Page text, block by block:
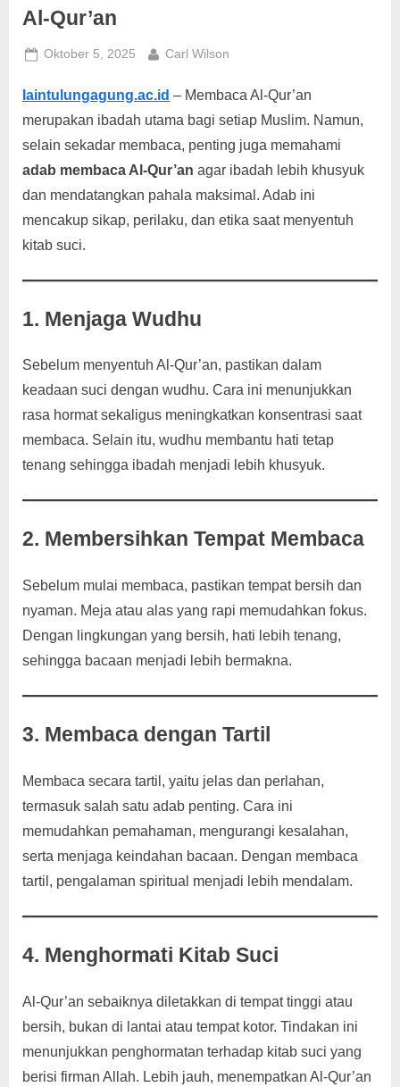
Al-Qur’an
Posted
Oktober 5, 2025 By
Carl Wilson
Iaintulungagung.ac.id – Membaca Al-Qur’an
merupakan ibadah utama bagi setiap Muslim. Namun,
selain sekadar membaca, penting juga memahami
adab membaca Al-Qur’an agar ibadah lebih khusyuk
dan mendatangkan pahala maksimal. Adab ini
mencakup sikap, perilaku, dan etika saat menyentuh
kitab suci.
1. Menjaga Wudhu
Sebelum menyentuh Al-Qur’an, pastikan dalam
keadaan suci dengan wudhu. Cara ini menunjukkan
rasa hormat sekaligus meningkatkan konsentrasi saat
membaca. Selain itu, wudhu membantu hati tetap
tenang sehingga ibadah menjadi lebih khusyuk.
2. Membersihkan Tempat Membaca
Sebelum mulai membaca, pastikan tempat bersih dan
nyaman. Meja atau alas yang rapi memudahkan fokus.
Dengan lingkungan yang bersih, hati lebih tenang,
sehingga bacaan menjadi lebih bermakna.
3. Membaca dengan Tartil
Membaca secara tartil, yaitu jelas dan perlahan,
termasuk salah satu adab penting. Cara ini
memudahkan pemahaman, mengurangi kesalahan,
serta menjaga keindahan bacaan. Dengan membaca
tartil, pengalaman spiritual menjadi lebih mendalam.
4. Menghormati Kitab Suci
Al-Qur’an sebaiknya diletakkan di tempat tinggi atau
bersih, bukan di lantai atau tempat kotor. Tindakan ini
menunjukkan penghormatan terhadap kitab suci yang
berisi firman Allah. Lebih jauh, menempatkan Al-Qur’an